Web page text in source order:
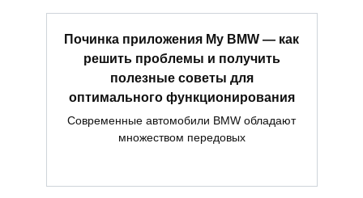
Починка приложения My BMW — как
решить проблемы и получить
полезные советы для
оптимального функционирования
Современные автомобили BMW обладают
множеством передовых